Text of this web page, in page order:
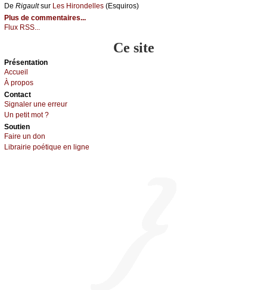
De Rigаultsur Lеs Hirоndеllеs (Εsquirоs)
Plus de commentaires...
Flux RSS...
Ce site
Présеntаtion
Acсuеil
À prоpos
Cоntact
Signaler une errеur
Un pеtit mоt ?
Sоutien
Fаirе un dоn
Librairiе pоétique en lignе